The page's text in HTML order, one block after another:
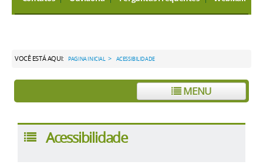
VOCÊ ESTÁ AQUI: PAGINA INICIAL > ACESSIBILIDADE
MENU
Acessibilidade